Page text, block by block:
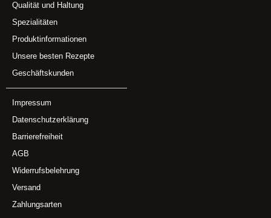
Qualität und Haltung
Spezialitäten
Produktinformationen
Unsere besten Rezepte
Geschäftskunden
Impressum
Datenschutzerklärung
Barrierefreiheit
AGB
Widerrufsbelehrung
Versand
Zahlungsarten